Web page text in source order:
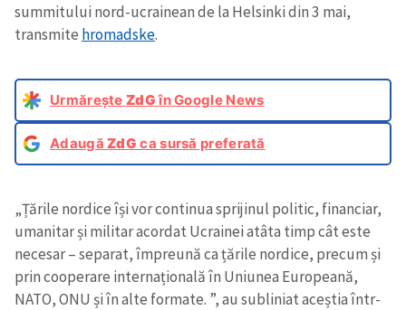
summitului nord-ucrainean de la Helsinki din 3 mai,
transmite hromadske.
Urmărește ZdGîn Google News
AdaugăZdG ca sursă preferată
„Țările nordice își vor continua sprijinul politic, financiar,
umanitar și militar acordat Ucrainei atâta timp cât este
necesar – separat, împreună ca țările nordice, precum și
prin cooperare internațională în Uniunea Europeană,
NATO, ONU și în alte formate. ”, au subliniat aceștia într-